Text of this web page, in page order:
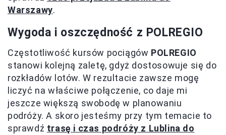
Warszawy.
Wygoda i oszczędność z POLREGIO
Częstotliwość kursów pociągów POLREGIO
stanowi kolejną zaletę, gdyż dostosowuje się do
rozkładów lotów. W rezultacie zawsze mogę
liczyć na właściwe połączenie, co daje mi
jeszcze większą swobodę w planowaniu
podróży. A skoro jesteśmy przy tym temacie to
sprawdź trasę i czas podróży z Lublina do